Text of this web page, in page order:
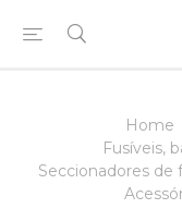
Home
Fusíveis,
Seccionadores de